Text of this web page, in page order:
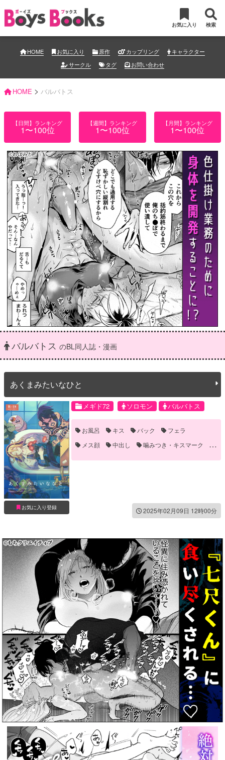
お気に入り 検索
HOME お気に入り 原作 カップリング
キャラクター
サークル
タグ お問い合わせ
HOME > バルバトス
【日間】ランキング
1〜100位
【週間】ランキング
1〜100位
【月間】ランキング
1〜100位
バルバトス のBL同人誌・漫画
あくまみたいなひと
お気に入り登録
メギド72 ソロモン バルバトス
お風呂 キス バック
フェラ
メス顔
中出し
噛みつき・キスマーク
対面座位
尻コキ 褐色 誘い受け
2025年02月09日 12時00分